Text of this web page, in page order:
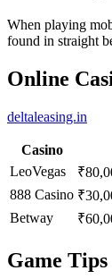
When playing
found in straight
Online
deltaleasing.in
Casino
LeoVegas
888 Casino
Betway
Game Tips